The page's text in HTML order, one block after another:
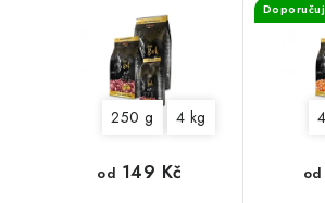
250 g 4 kg
od 149 Kč od